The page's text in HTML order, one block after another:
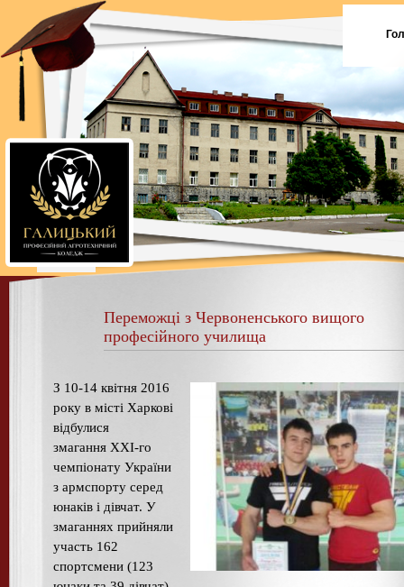
Переможці з Червоненського вищого
професійного училища
З 10-14 квітня 2016
року в місті Харкові
відбулися
змагання XXI-го
чемпіонату України
з армспорту серед
юнаків і дівчат. У
змаганнях прийняли
участь 162
спортсмени (123